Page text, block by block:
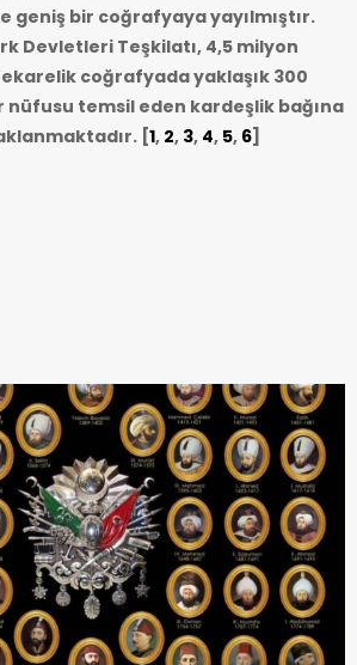
geniş bir coğrafyaya yayılmıştır.
Devletleri Teşkilatı, 4,5 milyon
coğrafyada yaklaşık 300
nüfusu temsil eden kardeşlik bağına
[1, 2, 3, 4, 5, 6]